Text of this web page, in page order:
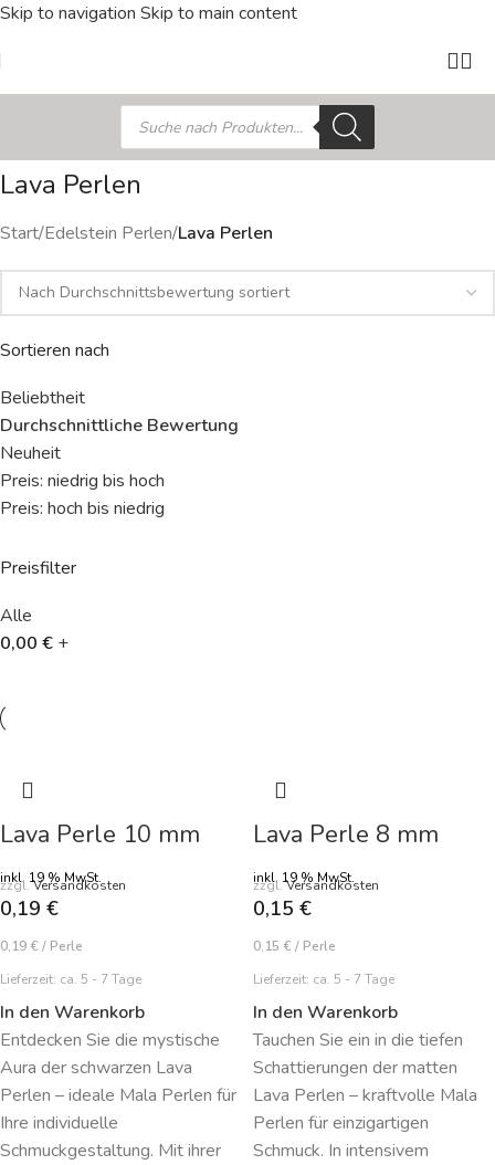
Skip to navigation Skip to main content
Lava Perlen
Start/Edelstein Perlen/Lava Perlen
Sortieren nach
Beliebtheit
Durchschnittliche Bewertung
Neuheit
Preis: niedrig bis hoch
Preis: hoch bis niedrig
Preisfilter
Alle
0,00 € +
Lava Perle 10 mm
inkl. 19 % MwSt.
zzgl.Versandkosten
0,19 €
0,19 € / Perle
Lieferzeit: ca. 5 - 7 Tage
In den Warenkorb
Entdecken Sie die mystische
Aura der schwarzen Lava
Perlen – ideale Mala Perlen für
Ihre individuelle
Schmuckgestaltung. Mit ihrer
Lava Perle 8 mm
inkl. 19 % MwSt.
zzgl.Versandkosten
0,15 €
0,15 € / Perle
Lieferzeit: ca. 5 - 7 Tage
In den Warenkorb
Tauchen Sie ein in die tiefen
Schattierungen der matten
Lava Perlen – kraftvolle Mala
Perlen für einzigartigen
Schmuck. In intensivem